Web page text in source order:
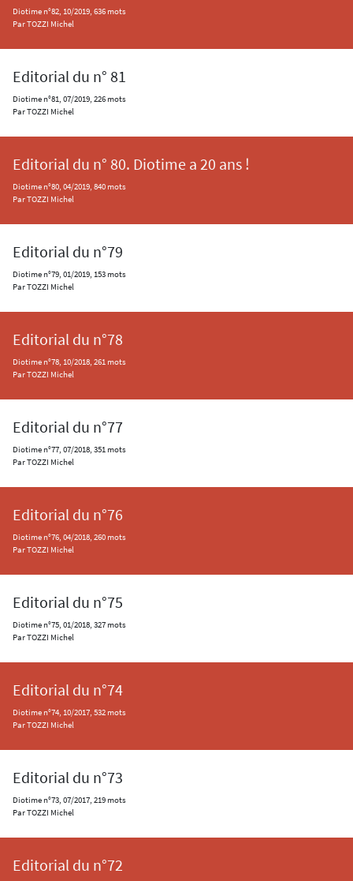
Diotime n°82, 10/2019, 636 mots
Par TOZZI Michel
Editorial du n° 81
Diotime n°81, 07/2019, 226 mots
Par TOZZI Michel
Editorial du n° 80. Diotime a 20 ans !
Diotime n°80, 04/2019, 840 mots
Par TOZZI Michel
Editorial du n°79
Diotime n°79, 01/2019, 153 mots
Par TOZZI Michel
Editorial du n°78
Diotime n°78, 10/2018, 261 mots
Par TOZZI Michel
Editorial du n°77
Diotime n°77, 07/2018, 351 mots
Par TOZZI Michel
Editorial du n°76
Diotime n°76, 04/2018, 260 mots
Par TOZZI Michel
Editorial du n°75
Diotime n°75, 01/2018, 327 mots
Par TOZZI Michel
Editorial du n°74
Diotime n°74, 10/2017, 532 mots
Par TOZZI Michel
Editorial du n°73
Diotime n°73, 07/2017, 219 mots
Par TOZZI Michel
Editorial du n°72